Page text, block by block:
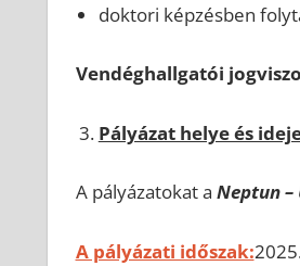
doktori képzésben
Vendéghallgatói
Pályázat helye és
A pályázatokat a Neptun –
A pályázati időszak: